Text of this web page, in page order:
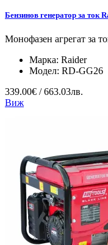
Бензинов генератор за ток
Монофазен агрегат за
Марка: Raider
Модел: RD-GG26
339.00€ / 663.03лв.
Виж